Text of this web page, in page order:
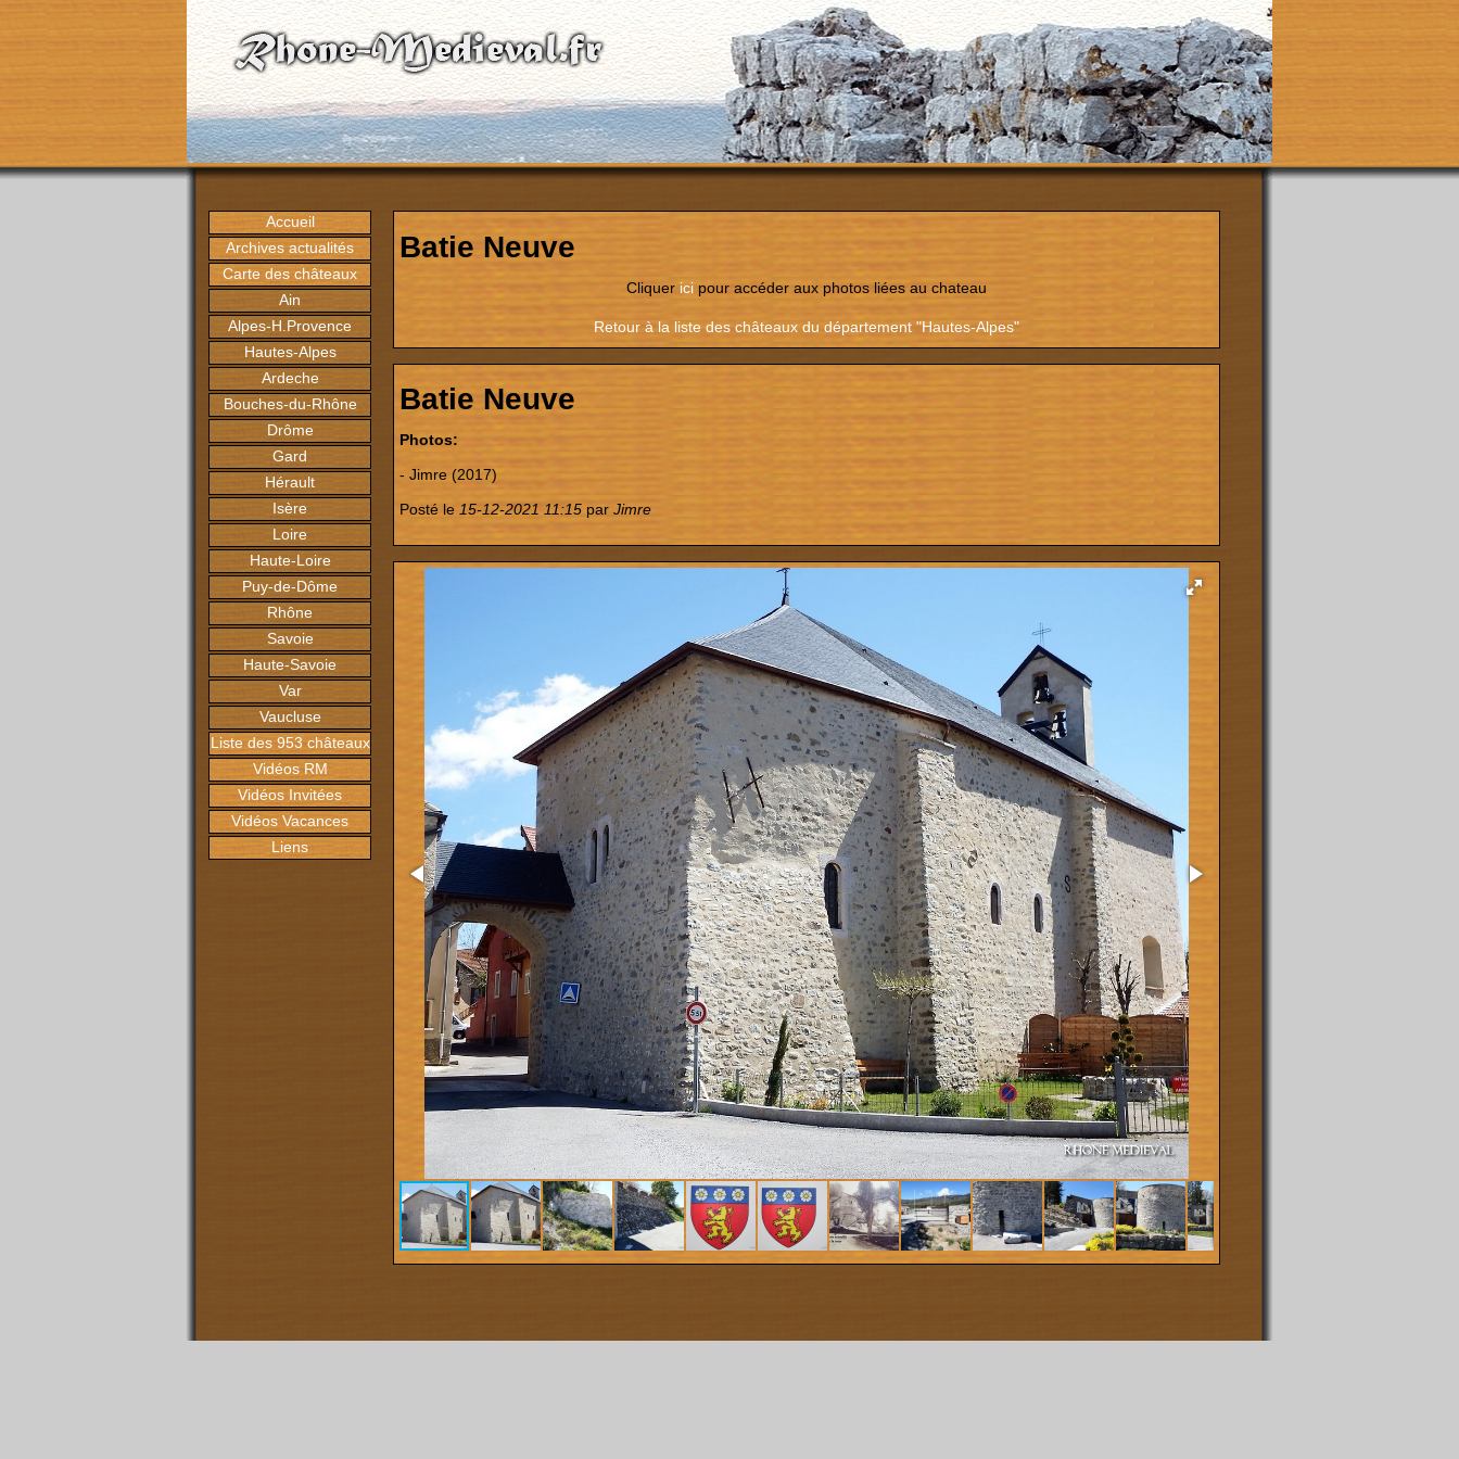
Accueil
Archives actualités
Carte des châteaux
Ain
Alpes-H.Provence
Hautes-Alpes
Ardeche
Bouches-du-Rhône
Drôme
Gard
Hérault
Isère
Loire
Haute-Loire
Puy-de-Dôme
Rhône
Savoie
Haute-Savoie
Var
Vaucluse
Liste des 953 châteaux
Vidéos RM
Vidéos Invitées
Vidéos Vacances
Liens
Batie Neuve
Cliquer ici pour accéder aux photos liées au chateau
Retour à la liste des châteaux du département "Hautes-Alpes"
Batie Neuve
Photos:
- Jimre (2017)
Posté le 15-12-2021 11:15 par Jimre